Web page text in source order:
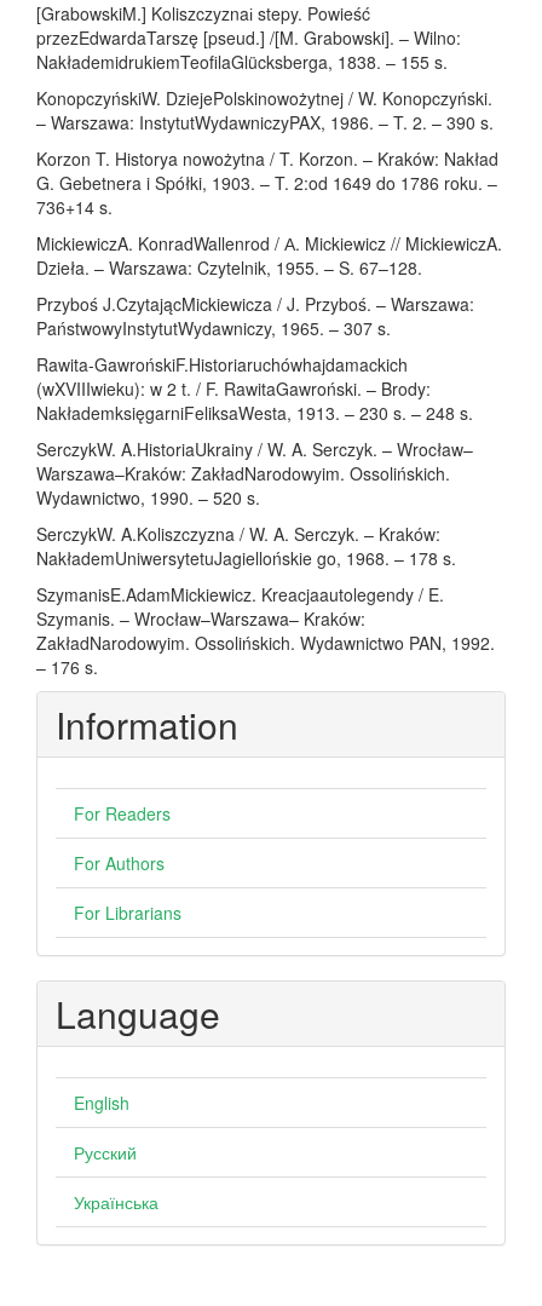
[GrabowskiM.] Koliszczyznaі stepy. Powieść
przezEdwardaTarszę [pseud.] /[M. Grabowski]. – Wilno:
NakłademidrukiemTeofilaGlücksberga, 1838. – 155 s.
KonopczyńskiW. DziejePolskinowożytnej / W. Konopczyński.
– Warszawa: InstytutWydawniczyPAX, 1986. – T. 2. – 390 s.
Korzon T. Historya nowożytna / T. Korzon. – Kraków: Nakład
G. Gebetnera i Spółki, 1903. – T. 2:od 1649 do 1786 roku. –
736+14 s.
MickiewiczA. KonradWallenrod / А. Mickiewicz // MickiewiczA.
Dzieła. – Warszawa: Czytelnik, 1955. – S. 67–128.
Przyboś J.CzytającMickiewicza / J. Przyboś. – Warszawa:
PaństwowyInstytutWydawniczy, 1965. – 307 s.
Rawita-GawrońskiF.Historiaruchówhajdamackich
(wXVIIIwieku): w 2 t. / F. RawitaGawroński. – Brody:
NakłademksięgarniFeliksaWesta, 1913. – 230 s. – 248 s.
SerczykW. A.HistoriaUkrainy / W. A. Serczyk. – Wrocław–
Warszawa–Kraków: ZakładNarodowyim. Ossolińskich.
Wydawnictwo, 1990. – 520 s.
SerczykW. A.Koliszczyzna / W. A. Serczyk. – Kraków:
NakłademUniwersytetuJagiellońskie go, 1968. – 178 s.
SzymanisE.AdamMickiewicz. Kreacjaautolegendy / E.
Szymanis. – Wrocław–Warszawa– Kraków:
ZakładNarodowyim. Ossolińskich. Wydawnictwo PAN, 1992.
– 176 s.
Information
For Readers
For Authors
For Librarians
Language
English
Русский
Українська